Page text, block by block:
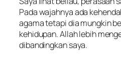
Pada wajahnya ada
agama tetapi dia mungkin
kehidupan. Allah lebih
dibandingkan saya.